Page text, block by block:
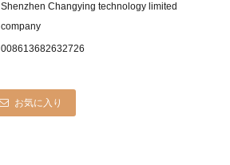
Shenzhen Changying technology limited
company
008613682632726
お気に入り